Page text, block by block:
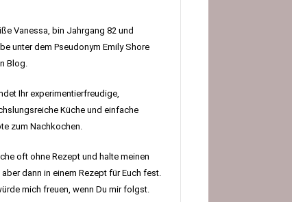
Vanessa, bin Jahrgang 82 und
unter dem Pseudonym Emily Shore
Blog.
Ihr experimentierfreudige,
Küche und einfache
zum Nachkochen.
oft ohne Rezept und halte meinen
dann in einem Rezept für Euch fest.
mich freuen, wenn Du mir folgst.